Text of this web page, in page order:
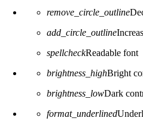
remove_circle_outline
add_circle_outline
spellcheckReadable font
brightness_highBright
brightness_lowDark
format_underlined